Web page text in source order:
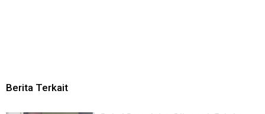
Berita Terkait